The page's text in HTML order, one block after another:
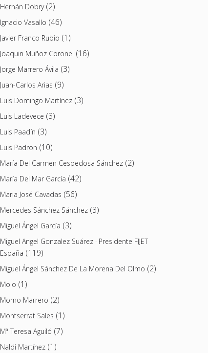
Hernán Dobry(2)
Ignacio Vasallo (46)
Javier Franco Rubio (1)
Joaquin Muñoz Coronel (16)
Jorge Marrero Ávila (3)
Juan-Carlos Arias (9)
Luis Domingo Martínez(3)
Luis Ladevece (3)
Luis Paadín (3)
Luis Padron (10)
María Del Carmen Cespedosa Sánchez(2)
María Del Mar García (42)
Maria José Cavadas (56)
Mercedes Sánchez Sánchez(3)
Miguel Ángel García (3)
Miguel Angel Gonzalez Suárez · Presidente FIJET
España (119)
Miguel Ángel Sánchez De La Morena Del Olmo (2)
Moio (1)
Momo Marrero (2)
Montserrat Sales (1)
Mª Teresa Aguiló (7)
Naldi Martínez(1)